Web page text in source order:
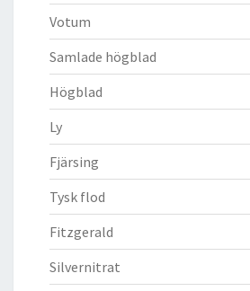
Votum
Samlade högblad
Högblad
Ly
Fjärsing
Tysk flod
Fitzgerald
Silvernitrat